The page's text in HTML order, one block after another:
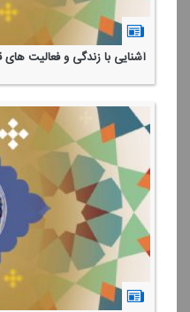
آشنایی با زندگی و فعالیت